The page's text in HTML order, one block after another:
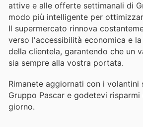
attive e alle offerte settimanali di
modo più intelligente per
Il supermercato rinnova
verso l'accessibilità economica e
della clientela, garantendo che un
sia sempre alla vostra portata.
Rimanete aggiornati con i volantini
Gruppo Pascar e godetevi risparmi
giorno.